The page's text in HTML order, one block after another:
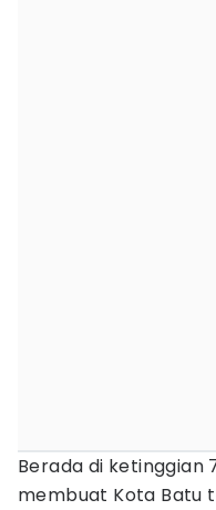
Berada di ketinggian
membuat Kota Batu